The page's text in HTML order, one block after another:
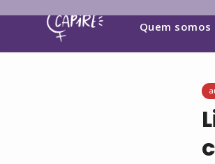
Quem somos